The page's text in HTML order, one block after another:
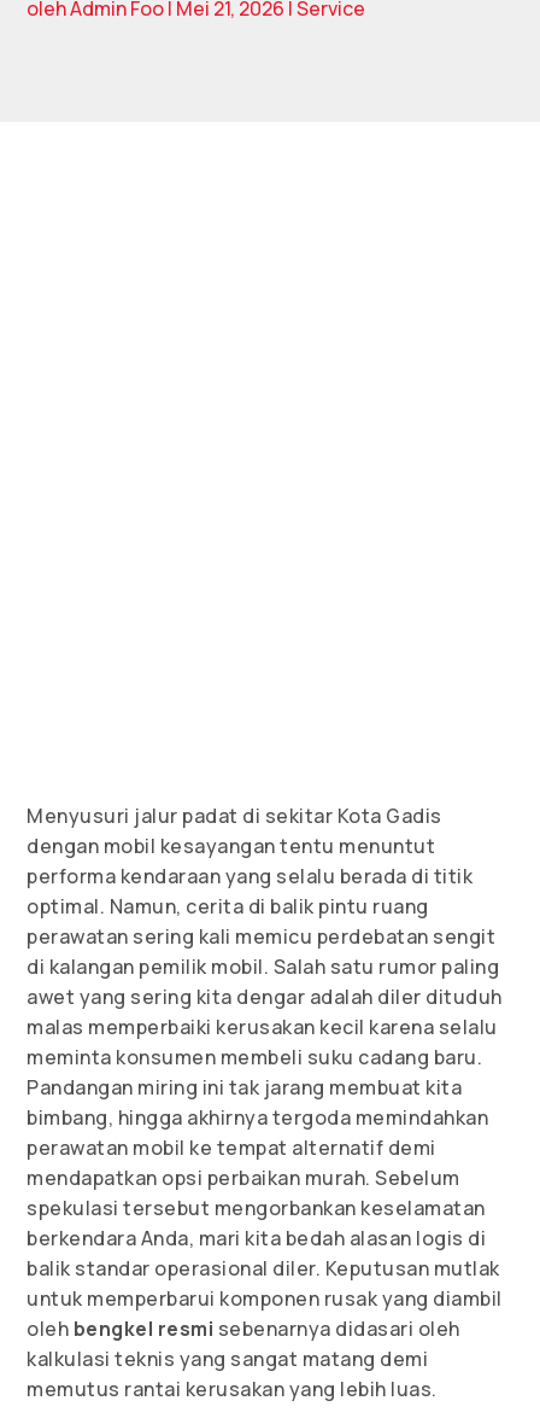
olehAdmin Foo| Mei 21, 2026 |Service
Menyusuri jalur padat di sekitar Kota Gadis
dengan mobil kesayangan tentu menuntut
performa kendaraan yang selalu berada di titik
optimal. Namun, cerita di balik pintu ruang
perawatan sering kali memicu perdebatan sengit
di kalangan pemilik mobil. Salah satu rumor paling
awet yang sering kita dengar adalah diler dituduh
malas memperbaiki kerusakan kecil karena selalu
meminta konsumen membeli suku cadang baru.
Pandangan miring ini tak jarang membuat kita
bimbang, hingga akhirnya tergoda memindahkan
perawatan mobil ke tempat alternatif demi
mendapatkan opsi perbaikan murah. Sebelum
spekulasi tersebut mengorbankan keselamatan
berkendara Anda, mari kita bedah alasan logis di
balik standar operasional diler. Keputusan mutlak
untuk memperbarui komponen rusak yang diambil
oleh bengkel resmi sebenarnya didasari oleh
kalkulasi teknis yang sangat matang demi
memutus rantai kerusakan yang lebih luas.